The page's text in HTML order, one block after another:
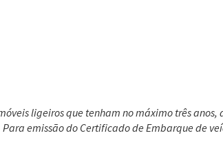
ligeiros que tenham no máximo três
emissão do Certificado de Embarque de